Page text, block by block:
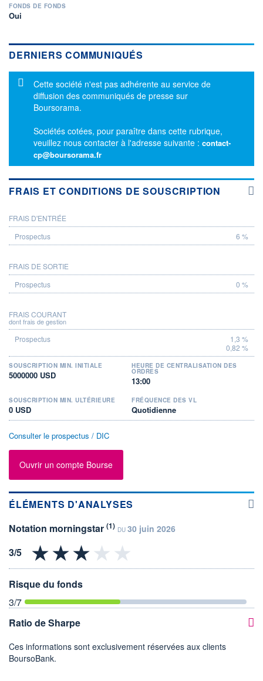
FONDS DE FONDS
Oui
DERNIERS COMMUNIQUÉS
Message d'information
Cette société n'est pas adhérente au service de
diffusion des communiqués de presse sur
Boursorama.
Sociétés cotées, pour paraître dans cette rubrique,
veuillez nous contacter à l'adresse suivante : contact-
cp@boursorama.fr
FRAIS ET CONDITIONS DE SOUSCRIPTION
PROSPECTUS
FRAIS D'ENTRÉE
6 %
FRAIS DE SORTIE
0 %
FRAIS COURANT
dont frais de gestion
1,3 %
0,82 %
SOUSCRIPTION MIN. INITIALE
5000000 USD
HEURE DE CENTRALISATION DES
ORDRES
13:00
SOUSCRIPTION MIN. ULTÉRIEURE
0 USD
FRÉQUENCE DES VL
Quotidienne
Consulter le prospectus / DIC
Ouvrir un compte Bourse
ÉLÉMENTS D'ANALYSES
Notation morningstar (1) DU 30 juin 2026
Risque du fonds
3/7
Ratio de Sharpe
Ces informations sont exclusivement réservées aux clients
BoursoBank.